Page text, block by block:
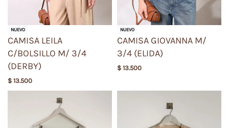
NUEVO
CAMISA LEILA
C/BOLSILLO M/ 3/4
(DERBY)
$ 13.500
NUEVO
CAMISA GIOVANNA M/
3/4 (ELIDA)
$ 13.500